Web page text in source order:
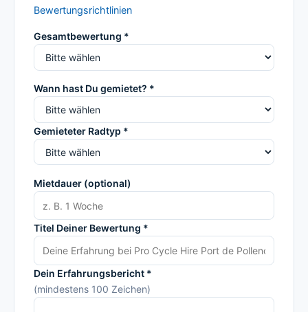
Bewertungsrichtlinien
Gesamtbewertung *
Wann hast Du gemietet? *
Gemieteter Radtyp *
Mietdauer (optional)
Titel Deiner Bewertung *
Dein Erfahrungsbericht *
(mindestens 100 Zeichen)